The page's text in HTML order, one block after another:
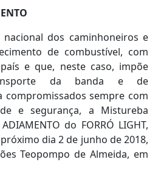
dos caminhoneiros e
de combustível, com
e que, neste caso, impõe
da banda e de
compromissados sempre com
e segurança, a Mistureba
do FORRÓ LIGHT,
dia 2 de junho de 2018,
Teopompo de Almeida, em